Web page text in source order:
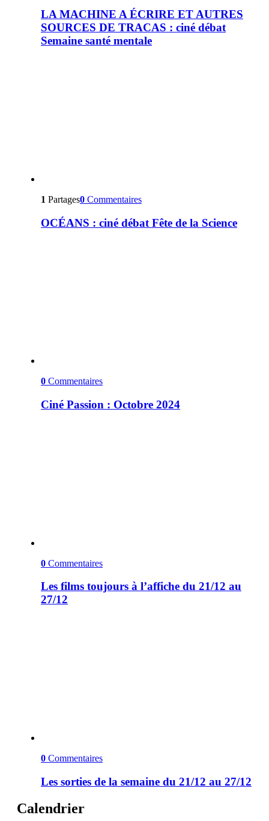
LA MACHINE A ÉCRIRE ET AUTRES
SOURCES DE TRACAS : ciné débat
Semaine santé mentale
1 Partages0 Commentaires
OCÉANS : ciné débat Fête de la Science
0 Commentaires
Ciné Passion : Octobre 2024
0 Commentaires
Les films toujours à l’affiche du 21/12 au
27/12
0 Commentaires
Les sorties de la semaine du 21/12 au 27/12
Calendrier